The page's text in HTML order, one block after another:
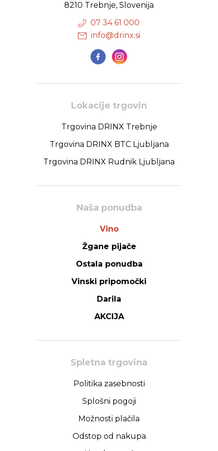
8210 Trebnje, Slovenija
07 34 61 000
info@drinx.si
Lokacije trgovin
Trgovina DRINX Trebnje
Trgovina DRINX BTC Ljubljana
Trgovina DRINX Rudnik Ljubljana
Naša ponudba
Vino
Žgane pijače
Ostala ponudba
Vinski pripomočki
Darila
AKCIJA
Spletna trgovina
Politika zasebnosti
Splošni pogoji
Možnosti plačila
Odstop od nakupa